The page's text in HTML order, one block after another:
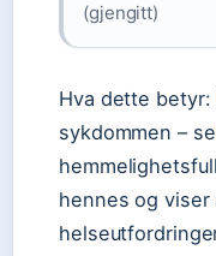
(gjengitt)
Hva dette betyr:
sykdommen –
hennes og